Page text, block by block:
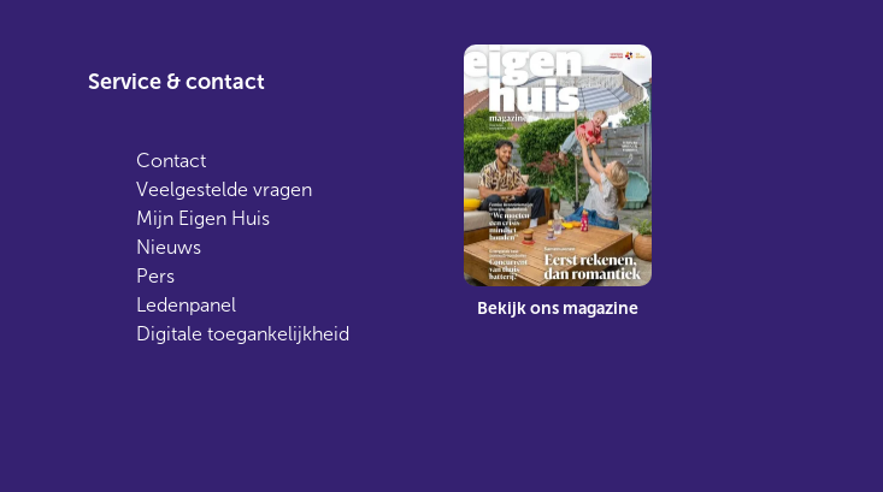
Service & contact
Contact
Veelgestelde vragen
Mijn Eigen Huis
Nieuws
Pers
Ledenpanel
Digitale toegankelijkheid
Bekijk ons magazine